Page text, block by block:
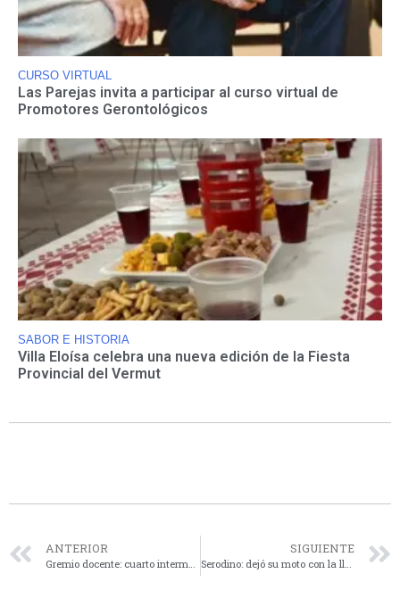
CURSO VIRTUAL
Las Parejas invita a participar al curso virtual de
Promotores Gerontológicos
SABOR E HISTORIA
Villa Eloísa celebra una nueva edición de la Fiesta
Provincial del Vermut
ANTERIOR
Gremio docente: cuarto intermedio para el 7 de Mayo tras reunión paritaria
SIGUIENTE
Serodino: dejó su moto con la llave puesta, fuera de su casa, y se la robaron